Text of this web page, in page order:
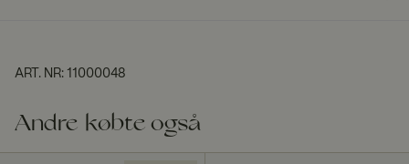
ART. NR: 11000048
Andre købte også